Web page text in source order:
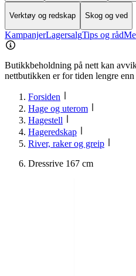
Verktøy og redskap Skog og ved
KampanjerLagersalgTips og råd
Butikkbeholdning på nett kan
nettbutikken er for tiden lengre
Forsiden
Hage og uterom
Hagestell
Hageredskap
River, raker og greip
Dressrive 167 cm